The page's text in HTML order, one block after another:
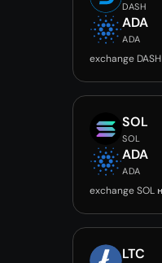
DASH
ADA
ADA
exchange
SOL
SOL
ADA
ADA
exchange SOL
LTC